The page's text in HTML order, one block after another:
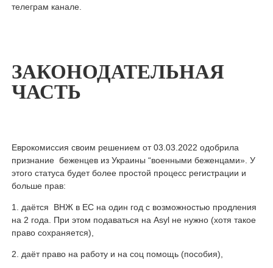
телеграм канале.
ЗАКОНОДАТЕЛЬНАЯ
ЧАСТЬ
Еврокомиссия своим решением от 03.03.2022 одобрила
признание беженцев из Украины “военными беженцами». У
этого статуса будет более простой процесс регистрации и
больше прав:
даётся ВНЖ в ЕС на один год с возможностью продления
на 2 года. При этом подаваться на Asyl не нужно (хотя такое
право сохраняется),
даёт право на работу и на соц помощь (пособия),